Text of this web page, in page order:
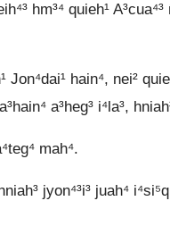
hm³⁴ quieh¹
Jon⁴dai¹ hain⁴, nei²
a³heg³ i⁴la³,
mah⁴.
jyon⁴³i³ juah⁴